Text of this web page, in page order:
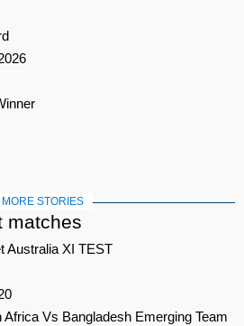
MORE STORIES
matches
Australia XI TEST
Vs Bangladesh Emerging Team